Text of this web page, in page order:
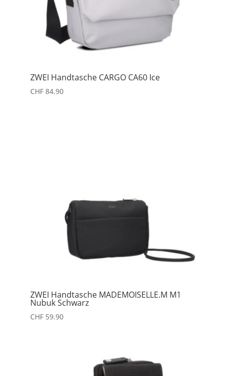
ZWEI Handtasche CARGO CA60 Ice
CHF84.90
ZWEI Handtasche MADEMOISELLE.M M1
Nubuk Schwarz
CHF59.90